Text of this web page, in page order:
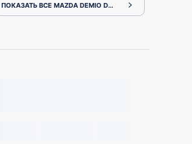
ПОКАЗАТЬ ВСЕ MAZDA DEMIO DJ3FS